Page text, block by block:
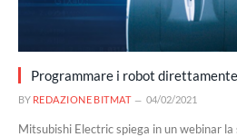
Programmare i robot
BY REDAZIONE BITMAT 04/02/2021
Mitsubishi Electric spiega in un webinar la